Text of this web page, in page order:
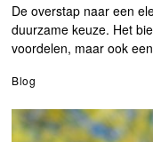
De overstap naar een
duurzame keuze. Het
voordelen, maar ook een
Blog